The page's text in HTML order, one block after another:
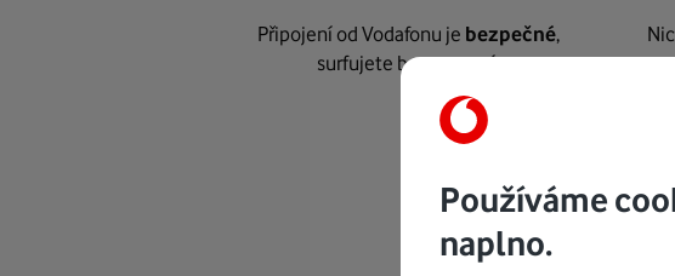
Připojení od Vodafonu je bezpečné,
surfujete bez starostí.
Používáme
naplno.